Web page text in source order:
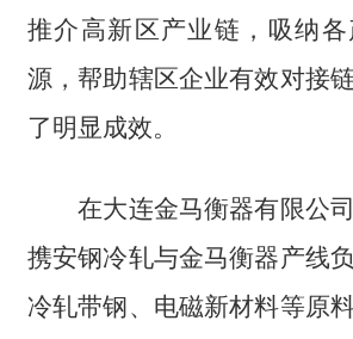
推介高新区产业链，吸纳
源，帮助辖区企业有效对接
了明显成效。
在大连金马衡器有限公司
携安钢冷轧与金马衡器产线
冷轧带钢、电磁新材料等原